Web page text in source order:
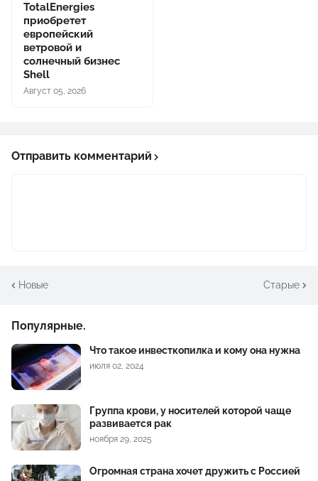
TotalEnergies
приобретет
европейский
ветровой и
солнечный бизнес
Shell
Август 05, 2026
Отправить комментарий
Новые Старые
Популярные.
Что такое инвесткопилка и кому она нужна
июля 02, 2024
Группа крови, у носителей которой чаще
развивается рак
ноября 29, 2025
Огромная страна хочет дружить с Россией